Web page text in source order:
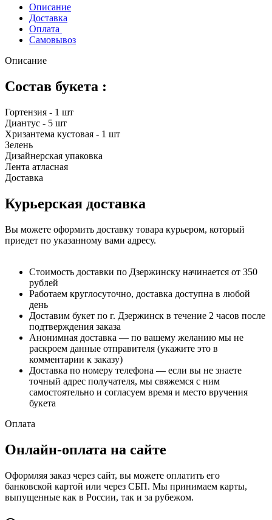
Описание
Доставка
Оплата
Самовывоз
Описание
Состав букета :
Гортензия - 1 шт
Диантус - 5 шт
Хризантема кустовая - 1 шт
Зелень
Дизайнерская упаковка
Лента атласная
Доставка
Курьерская доставка
Вы можете оформить доставку товара курьером, который
приедет по указанному вами адресу.
Стоимость доставки по Дзержинску начинается от 350
рублей
Работаем круглосуточно, доставка доступна в любой
день
Доставим букет по г. Дзержинск в течение 2 часов после
подтверждения заказа
Анонимная доставка — по вашему желанию мы не
раскроем данные отправителя (укажите это в
комментарии к заказу)
Доставка по номеру телефона — если вы не знаете
точный адрес получателя, мы свяжемся с ним
самостоятельно и согласуем время и место вручения
букета
Оплата
Онлайн-оплата на сайте
Оформляя заказ через сайт, вы можете оплатить его
банковской картой или через СБП. Мы принимаем карты,
выпущенные как в России, так и за рубежом.